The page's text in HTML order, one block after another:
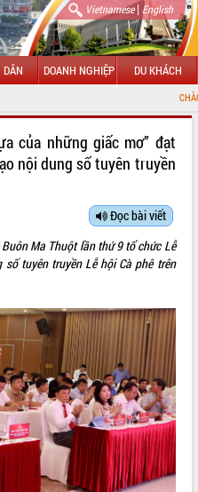
Vietnamese| English
DÂN DOANH NGHIỆP DU KHÁCH
CHÀO MỪNG ĐẾN
của những giấc mơ” đạt
nội dung số tuyên truyền
Đọc bài viết
Ma Thuột lần thứ 9 tổ chức Lễ
tuyên truyền Lễ hội Cà phê trên